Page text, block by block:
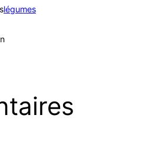
légumes